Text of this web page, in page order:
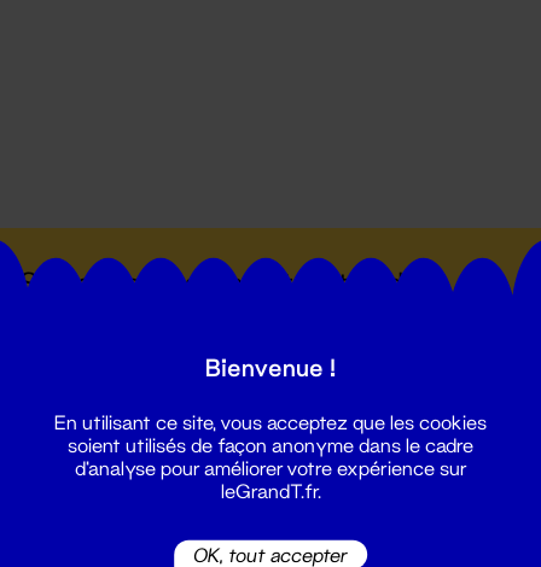
Suivez toutes les actualités du
Bienvenue !
En utilisant ce site, vous acceptez que les cookies
soient utilisés de façon anonyme dans le cadre
d'analyse pour améliorer votre expérience sur
leGrandT.fr.
OK, tout accepter